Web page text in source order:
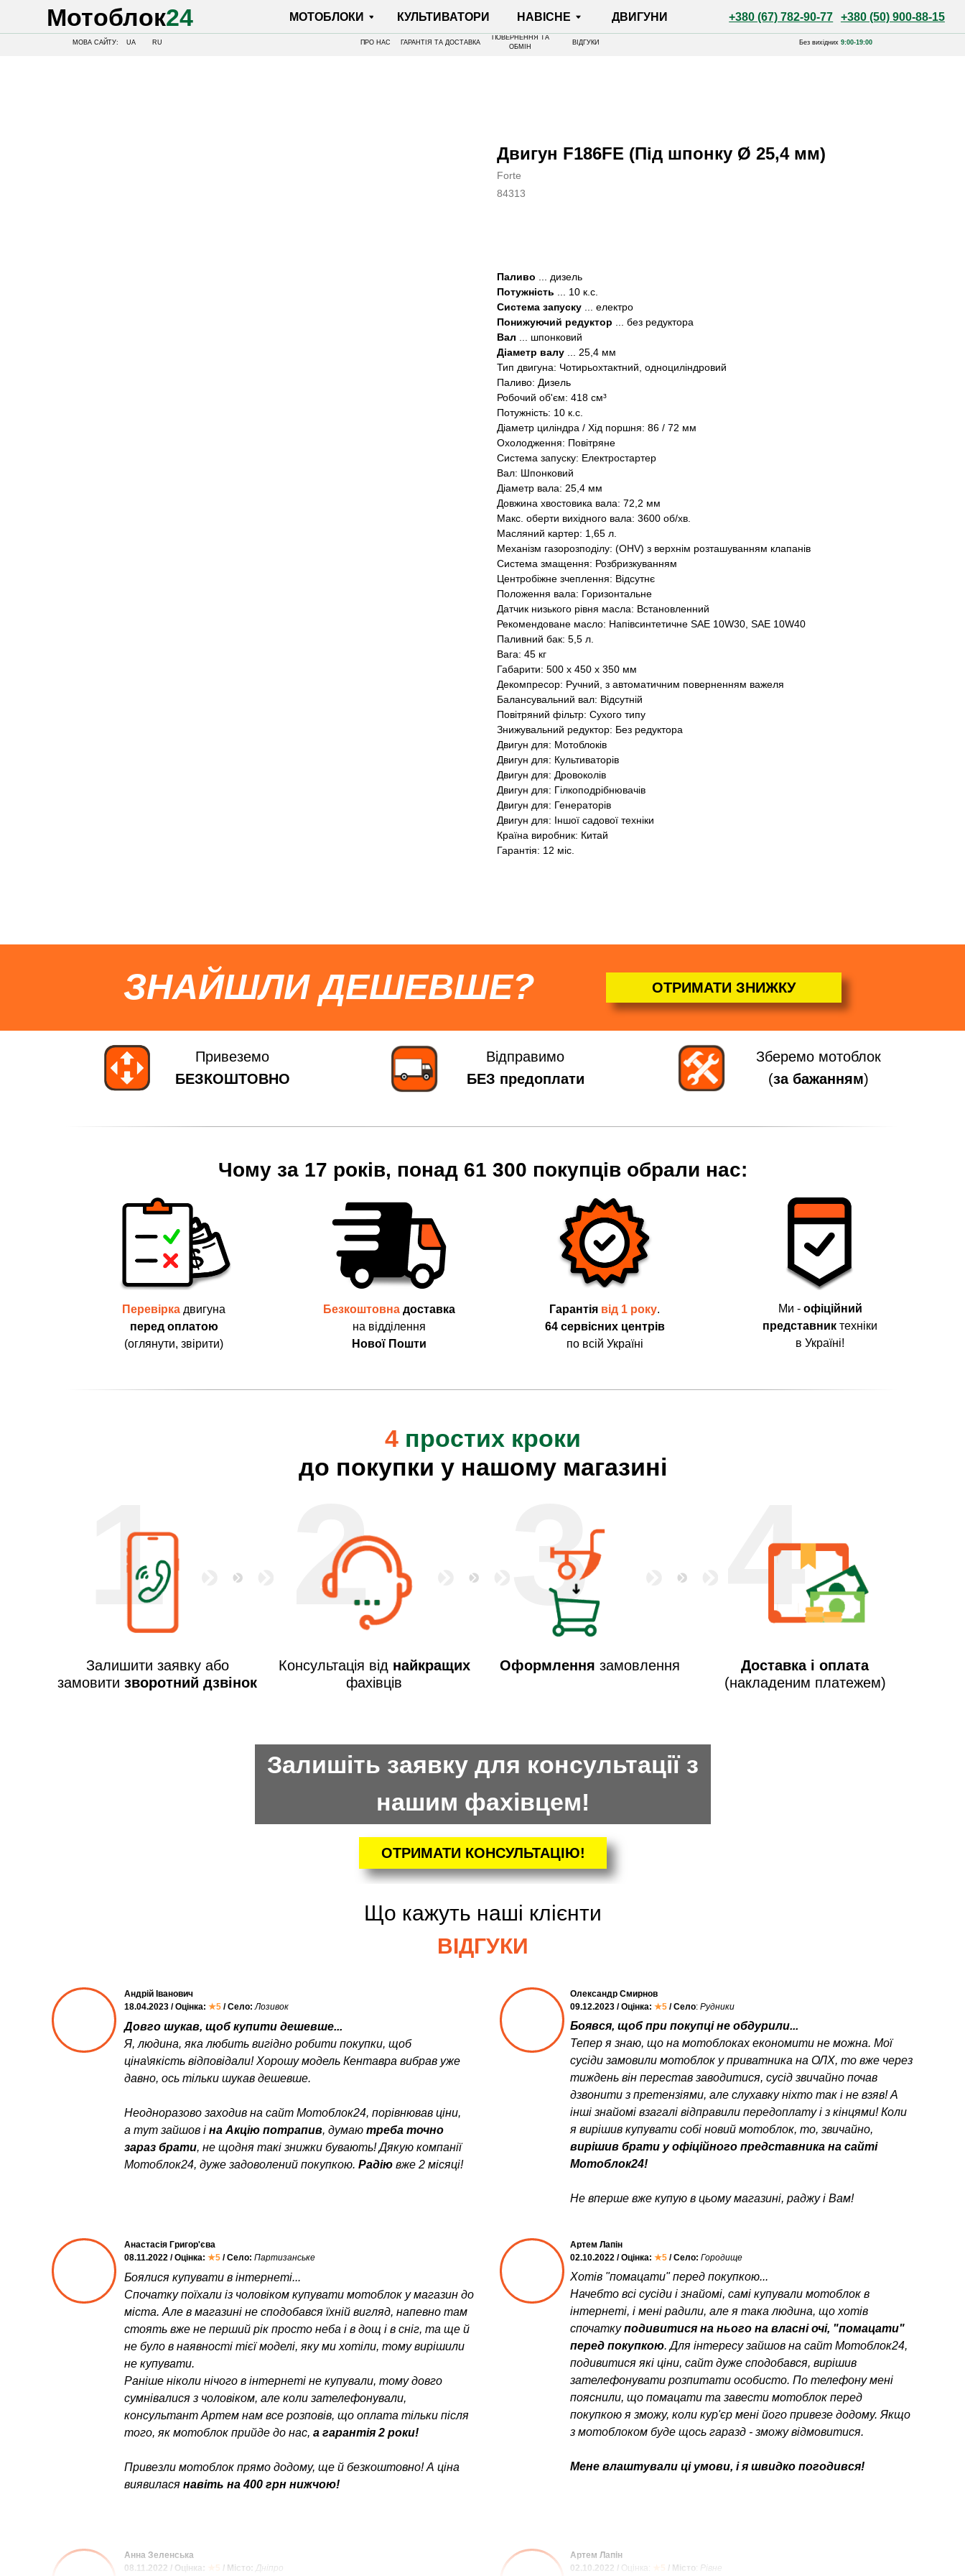
Мотоблок24 +380 (67) 782-90-77 +380 (50) 900-88-15
МОТОБЛОКИ КУЛЬТИВАТОРИ НАВІСНЕ ДВИГУНИ
МОВА САЙТУ:
ПОВЕРНЕННЯ ТА
ОБМІН
ВІДГУКИ
Двигун F186FE (Під шпонку Ø 25,4 мм)
Forte
84313
Паливо ... дизель
Потужність ... 10 к.с.
Система запуску ... електро
Понижуючий редуктор ... без редуктора
Вал ... шпонковий
Діаметр валу ... 25,4 мм
Тип двигуна: Чотирьохтактний, одноциліндровий
Паливо: Дизель
Робочий об'єм: 418 см³
Потужність: 10 к.с.
Діаметр циліндра / Хід поршня: 86 / 72 мм
Охолодження: Повітряне
Система запуску: Електростартер
Вал: Шпонковий
Діаметр вала: 25,4 мм
Довжина хвостовика вала: 72,2 мм
Макс. оберти вихідного вала: 3600 об/хв.
Масляний картер: 1,65 л.
Механізм газорозподілу: (OHV) з верхнім розташуванням клапанів
Система змащення: Розбризкуванням
Центробіжне зчеплення: Відсутнє
Положення вала: Горизонтальне
Датчик низького рівня масла: Встановленний
Рекомендоване масло: Напівсинтетичне SAE 10W30, SAE 10W40
Паливний бак: 5,5 л.
Вага: 45 кг
Габарити: 500 x 450 x 350 мм
Декомпресор: Ручний, з автоматичним поверненням важеля
Балансувальний вал: Відсутній
Повітряний фільтр: Сухого типу
Знижувальний редуктор: Без редуктора
Двигун для: Мотоблоків
Двигун для: Культиваторів
Двигун для: Дровоколів
Двигун для: Гілкоподрібнювачів
Двигун для: Генераторів
Двигун для: Іншої садової техніки
Країна виробник: Китай
Гарантія: 12 міс.
ЗНАЙШЛИ ДЕШЕВШЕ? ОТРИМАТИ ЗНИЖКУ
Відправимо
БЕЗ предоплати
Привеземо
БЕЗКОШТОВНО
Зберемо мотоблок
(за бажанням)
Чому за 17 років, понад 61 300 покупців обрали нас:
Перевірка двигуна
перед оплатою
(оглянути, звірити)
Гарантія від 1 року.
64 сервісних центрів
по всій Україні
Безкоштовна доставка
на відділення
Нової Пошти
Ми - офіційний
представник техніки
в Україні!
1 4
3
2
Залишити заявку або
замовити зворотний дзвінок
Консультація від найкращих
фахівців
Оформлення замовлення
Доставка і оплата
(накладеним платежем)
4 простих кроки
до покупки у нашому магазині
ОТРИМАТИ КОНСУЛЬТАЦІЮ!
Залишіть заявку для консультації з
нашим фахівцем!
Що кажуть наші клієнти
ВІДГУКИ
Хотів "помацати" перед покупкою...
Начебто всі сусіди і знайомі, самі купували мотоблок в
інтернеті, і мені радили, але я така людина, що хотів
спочаткуподивитися на нього на власні очі, "помацати"
перед покупкою. Для інтересу зайшов на сайт Мотоблок24,
подивитися які ціни, сайт дуже сподобався, вирішив
зателефонувати розпитати особисто. По телефону мені
пояснили, що помацати та завести мотоблок перед
покупкою я зможу, коли кур'єр мені його привезе додому. Якщо
з мотоблоком буде щось гаразд - зможу відмовитися.
Мене влаштували ці умови, і я швидко погодився!
Артем Лапін
02.10.2022 / Оцінка: ★5 / Село: Городище
Боявся, щоб при покупці не обдурили...
Тепер я знаю, що на мотоблоках економити не можна. Мої
сусіди замовили мотоблок у приватника на ОЛХ, то вже через
тиждень він перестав заводитися, сусід звичайно почав
дзвонити з претензіями, але слухавку ніхто так і не взяв! А
інші знайомі взагалі відправили передоплату і з кінцями! Коли
я вирішив купувати собі новий мотоблок, то, звичайно,
вирішив брати у офіційного представника на сайті
Мотоблок24!
Не вперше вже купую в цьому магазині, раджу і Вам!
Олександр Смирнов
09.12.2023 / Оцінка: ★5 / Село: Рудники
Боялися купувати в інтернеті...
Спочатку поїхали із чоловіком купувати мотоблок у магазин до
міста. Але в магазині не сподобався їхній вигляд, напевно там
стоять вже не перший рік просто неба і в дощ і в сніг, та ще й
не було в наявності тієї моделі, яку ми хотіли, тому вирішили
не купувати.
Раніше ніколи нічого в інтернеті не купували, тому довго
сумнівалися з чоловіком, але коли зателефонували,
консультант Артем нам все розповів, що оплата тільки після
того, як мотоблок прийде до нас, а гарантія 2 роки!
Привезли мотоблок прямо додому, ще й безкоштовно! А ціна
виявилася навіть на 400 грн нижчою!
Анастасія Григор'єва
08.11.2022 / Оцінка: ★5 / Село: Партизанське
Артем Лапін
02.10.2022 / Оцінка: ★5 / Місто: Рівне
Анна Зеленська
08.11.2022 / Оцінка: ★5 / Місто: Дніпро
Довго шукав, щоб купити дешевше...
Я, людина, яка любить вигідно робити покупки, щоб
ціна\якість відповідали! Хорошу модель Кентавра вибрав уже
давно, ось тільки шукав дешевше.
Неодноразово заходив на сайт Мотоблок24, порівнював ціни,
а тут зайшов і на Акцію потрапив, думаю треба точно
зараз брати, не щодня такі знижки бувають! Дякую компанії
Мотоблок24, дуже задоволений покупкою. Радію вже 2 місяці!
Андрій Іванович
18.04.2023 / Оцінка: ★5 / Село: Лозивок